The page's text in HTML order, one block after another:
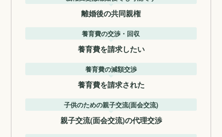
離婚後の共同親権
養育費の交渉・回収
養育費を請求したい
養育費の減額交渉
養育費を請求された
子供のための親子交流(面会交流)
親子交流(面会交流)の代理交渉